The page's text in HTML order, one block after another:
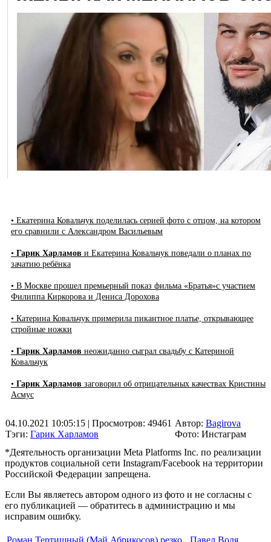
• Екатерина Ковальчук поделилась серией фото с отцом, на котором
его сравнили с Александром Васильевым
• Гарик Харламов и Екатерина Ковальчук поведали о планах по
зачатию ребёнка
• В Москве прошел премьерный показ фильма «Братья»с участием
Филиппа Киркорова и Дениса Дорохова
• Катерина Ковальчук примерила пикантное платье, открывающее
стройные ножки
• Гарик Харламов неожиданно сыграл свадьбу с Катериной
Ковальчук
• Гарик Харламов заговорил об отрицательных качествах Кристины
Асмус
04.10.2021 10:05:15 | Просмотров: 49461
Тэги: Гарик Харламов
Автор: Bagirova
Фото: Инстаграм
*Деятельность организации Meta Platforms Inc. по реализации
продуктов социальной сети Instagram/Facebook на территории
Российской Федерации запрещена.
Если Вы являетесь автором одного из фото и не согласны с
его публикацией — обратитесь в администрацию и мы
исправим ошибку.
Роман Тертишный (Май Абрикосов) резко Павел Воля